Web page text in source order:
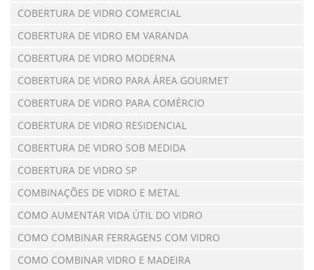
COBERTURA DE VIDRO COMERCIAL
COBERTURA DE VIDRO EM VARANDA
COBERTURA DE VIDRO MODERNA
COBERTURA DE VIDRO PARA ÁREA GOURMET
COBERTURA DE VIDRO PARA COMÉRCIO
COBERTURA DE VIDRO RESIDENCIAL
COBERTURA DE VIDRO SOB MEDIDA
COBERTURA DE VIDRO SP
COMBINAÇÕES DE VIDRO E METAL
COMO AUMENTAR VIDA ÚTIL DO VIDRO
COMO COMBINAR FERRAGENS COM VIDRO
COMO COMBINAR VIDRO E MADEIRA